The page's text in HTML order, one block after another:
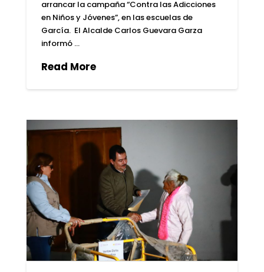
arrancar la campaña “Contra las Adicciones
en Niños y Jóvenes”, en las escuelas de
García. El Alcalde Carlos Guevara Garza
informó …
Read More